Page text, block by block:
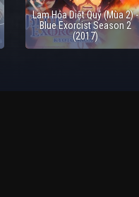
Lam Hỏa Diệt Quỷ (Mùa 2) -
Blue Exorcist Season 2
(2017)